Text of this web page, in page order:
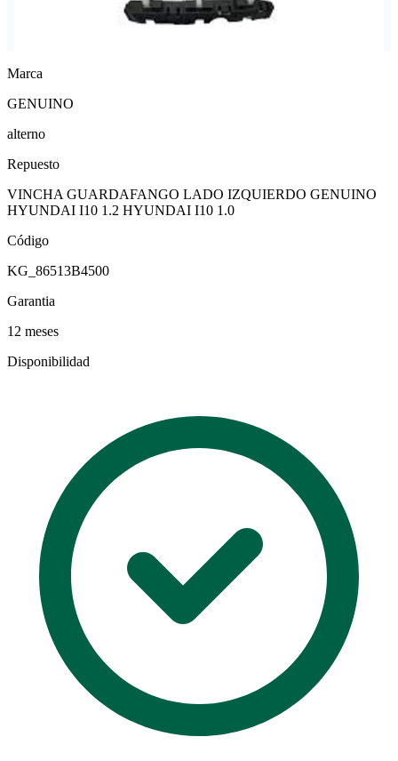
Marca
GENUINO
alterno
Repuesto
VINCHA GUARDAFANGO LADO IZQUIERDO GENUINO
HYUNDAI I10 1.2 HYUNDAI I10 1.0
Código
KG_86513B4500
Garantia
12 meses
Disponibilidad